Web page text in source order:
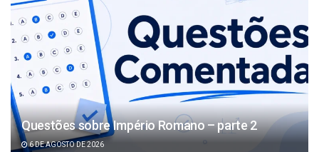
Questões sobre Império Romano – parte 2
6 DE AGOSTO DE 2026